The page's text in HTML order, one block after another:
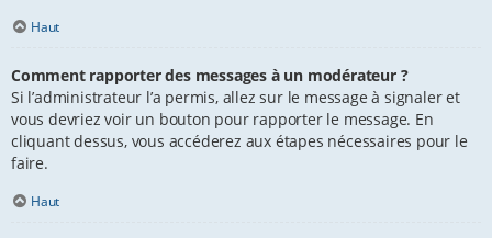
Haut
Comment rapporter des messages à un modérateur ?
Si l’administrateur l’a permis, allez sur le message à signaler et
vous devriez voir un bouton pour rapporter le message. En
cliquant dessus, vous accéderez aux étapes nécessaires pour le
faire.
Haut